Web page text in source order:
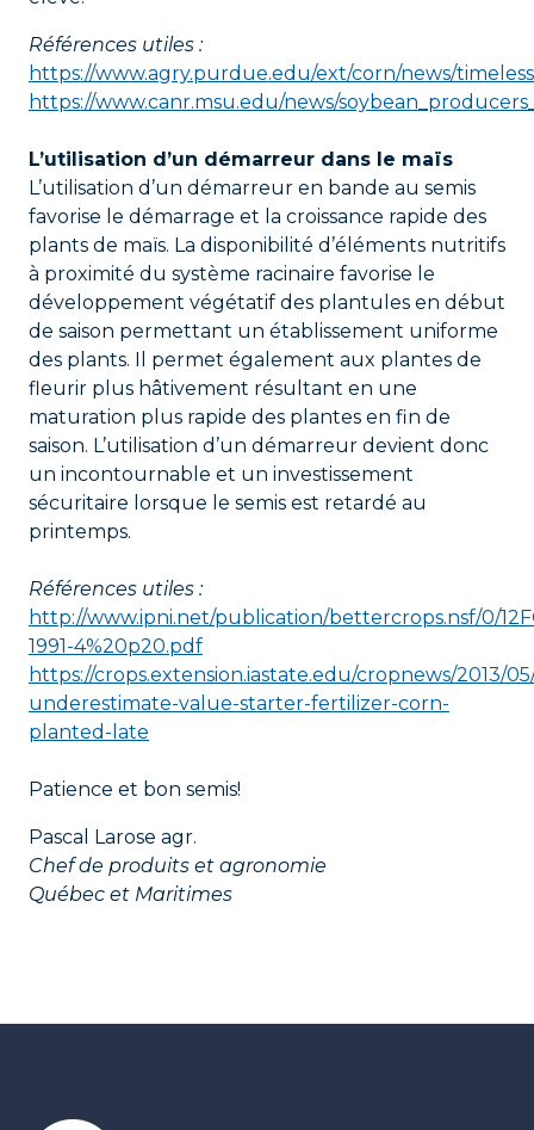
Références utiles :
https://www.agry.purdue.edu/ext/corn/news/
https://www.canr.msu.edu/news/
L’utilisation d’un démarreur dans le maïs
L’utilisation d’un démarreur en bande au semis
favorise le démarrage et la croissance rapide des
plants de maïs. La disponibilité d’éléments nutritifs
à proximité du système racinaire favorise le
développement végétatif des plantules en début
de saison permettant un établissement uniforme
des plants. Il permet également aux plantes de
fleurir plus hâtivement résultant en une
maturation plus rapide des plantes en fin de
saison. L’utilisation d’un démarreur devient donc
un incontournable et un investissement
sécuritaire lorsque le semis est retardé au
printemps.
Références utiles :
http://www.ipni.net/publication/bettercrops.nsf/0/
1991-4%20p20.pdf
https://crops.extension.iastate.edu/cropnews/2013/
underestimate-value-starter-fertilizer-corn-
planted-late
Patience et bon semis!
Pascal Larose agr.
Chef de produits et agronomie
Québec et Maritimes